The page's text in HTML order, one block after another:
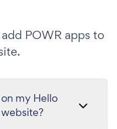
POWR apps to
my Hello